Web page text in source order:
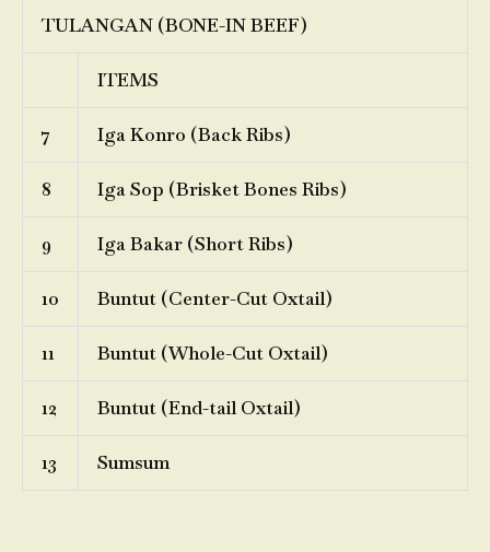
TULANGAN (BONE-IN BEEF)
ITEMS
7 Iga Konro (Back Ribs)
8 Iga Sop (Brisket Bones Ribs)
9 Iga Bakar (Short Ribs)
10 Buntut (Center-Cut Oxtail)
11 Buntut (Whole-Cut Oxtail)
12 Buntut (End-tail Oxtail)
13 Sumsum